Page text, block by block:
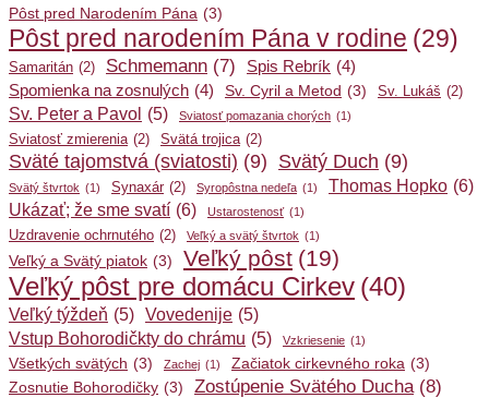
Pôst pred Narodením Pána (3)
Pôst pred narodením Pána v rodine (29)
Samaritán (2) Schmemann (7) Spis Rebrík (4)
Spomienka na zosnulých (4) Sv. Cyril a Metod (3) Sv. Lukáš (2)
Sv. Peter a Pavol (5) Sviatosť pomazania chorých (1)
Sviatosť zmierenia (2) Svätá trojica (2)
Sväté tajomstvá (sviatosti) (9) Svätý Duch (9)
Svätý štvrtok (1) Synaxár (2) Syropôstna nedeľa (1) Thomas Hopko (6)
Ukázať; že sme svatí (6) Ustarostenosť (1)
Uzdravenie ochrnutého (2) Veľký a svätý štvrtok (1)
Veľký a Svätý piatok (3) Veľký pôst (19)
Veľký pôst pre domácu Cirkev (40)
Veľký týždeň (5) Vovedenije (5)
Vstup Bohorodičkty do chrámu (5) Vzkriesenie (1)
Všetkých svätých (3) Zachej (1) Začiatok cirkevného roka (3)
Zosnutie Bohorodičky (3) Zostúpenie Svätého Ducha (8)